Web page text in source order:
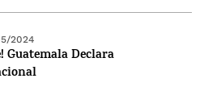
2024
Guatemala Declara